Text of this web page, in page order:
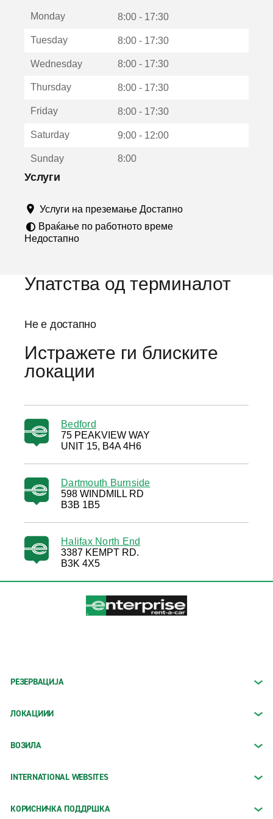
о
р
Monday 8:00 - 17:30
Tuesday 8:00 - 17:30
Wednesday 8:00 - 17:30
Thursday 8:00 - 17:30
Friday 8:00 - 17:30
Saturday 9:00 - 12:00
Sunday 8:00
Услуги
Услуги на преземање Достапно
Враќање по работното време
Недостапно
Упатства од терминалот
Не е достапно
Истражете ги блиските
локации
Bedford
75 PEAKVIEW WAY
UNIT 15, B4A 4H6
Dartmouth Burnside
598 WINDMILL RD
B3B 1B5
Halifax North End
3387 KEMPT RD.
B3K 4X5
РЕЗЕРВАЦИЈА
ЛОКАЦИИИ
ВОЗИЛА
INTERNATIONAL WEBSITES
КОРИСНИЧКА ПОДДРШКА